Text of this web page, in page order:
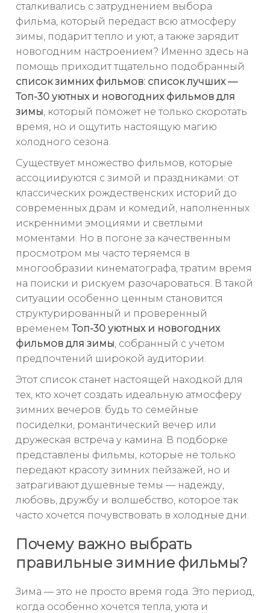
сталкивались с затруднением выбора
фильма, который передаст всю атмосферу
зимы, подарит тепло и уют, а также зарядит
новогодним настроением? Именно здесь на
помощь приходит тщательно подобранный
список зимних фильмов: список лучших —
Топ-30 уютных и новогодних фильмов для
зимы, который поможет не только скоротать
время, но и ощутить настоящую магию
холодного сезона.
Существует множество фильмов, которые
ассоциируются с зимой и праздниками: от
классических рождественских историй до
современных драм и комедий, наполненных
искренними эмоциями и светлыми
моментами. Но в погоне за качественным
просмотром мы часто теряемся в
многообразии кинематографа, тратим время
на поиски и рискуем разочароваться. В такой
ситуации особенно ценным становится
структурированный и проверенный
временем Топ-30 уютных и новогодних
фильмов для зимы, собранный с учётом
предпочтений широкой аудитории.
Этот список станет настоящей находкой для
тех, кто хочет создать идеальную атмосферу
зимних вечеров: будь то семейные
посиделки, романтический вечер или
дружеская встреча у камина. В подборке
представлены фильмы, которые не только
передают красоту зимних пейзажей, но и
затрагивают душевные темы — надежду,
любовь, дружбу и волшебство, которое так
часто хочется почувствовать в холодные дни.
Почему важно выбрать
правильные зимние фильмы?
Зима — это не просто время года. Это период,
когда особенно хочется тепла, уюта и